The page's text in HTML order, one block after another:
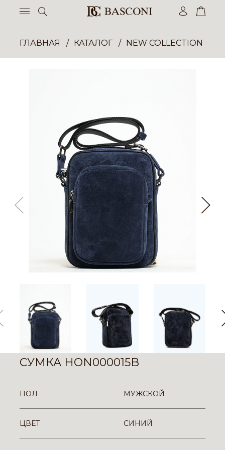
ГЛАВНАЯ КАТАЛОГ NEW COLLECTION
СУМКА HON000015B
ПОЛ МУЖСКОЙ
ЦВЕТ СИНИЙ